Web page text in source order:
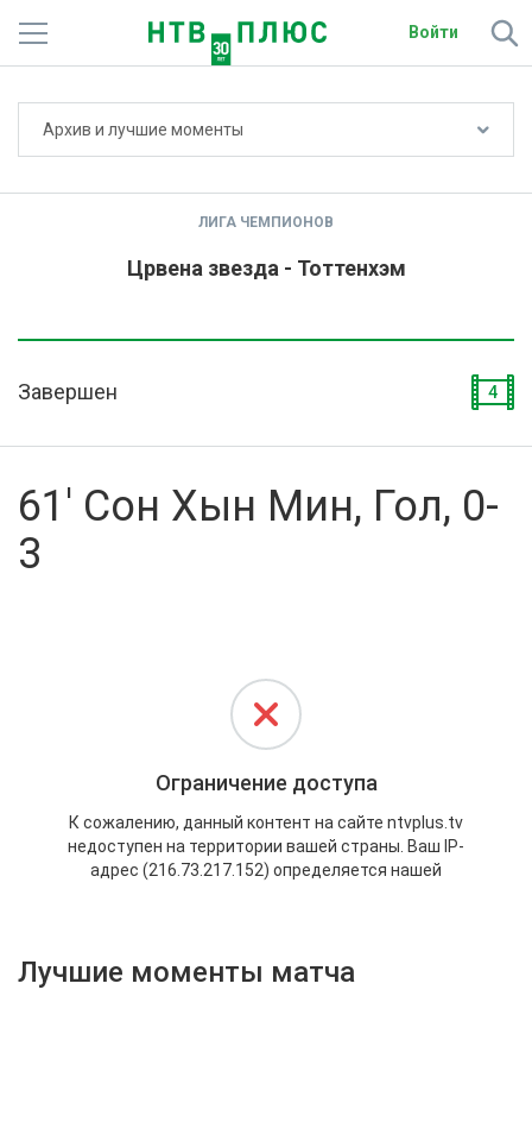
Войти
О сайте
Активировать промокод
Архив и лучшие моменты
ЛИГА ЧЕМПИОНОВ
Црвена звезда - Тоттенхэм
Завершен 4
61' Сон Хын Мин, Гол, 0-
3
Лучшие моменты матча